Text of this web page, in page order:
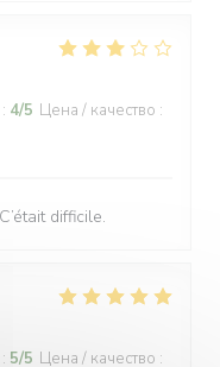
: 4/5 Цена / качество :
difficile.
: 5/5 Цена / качество :